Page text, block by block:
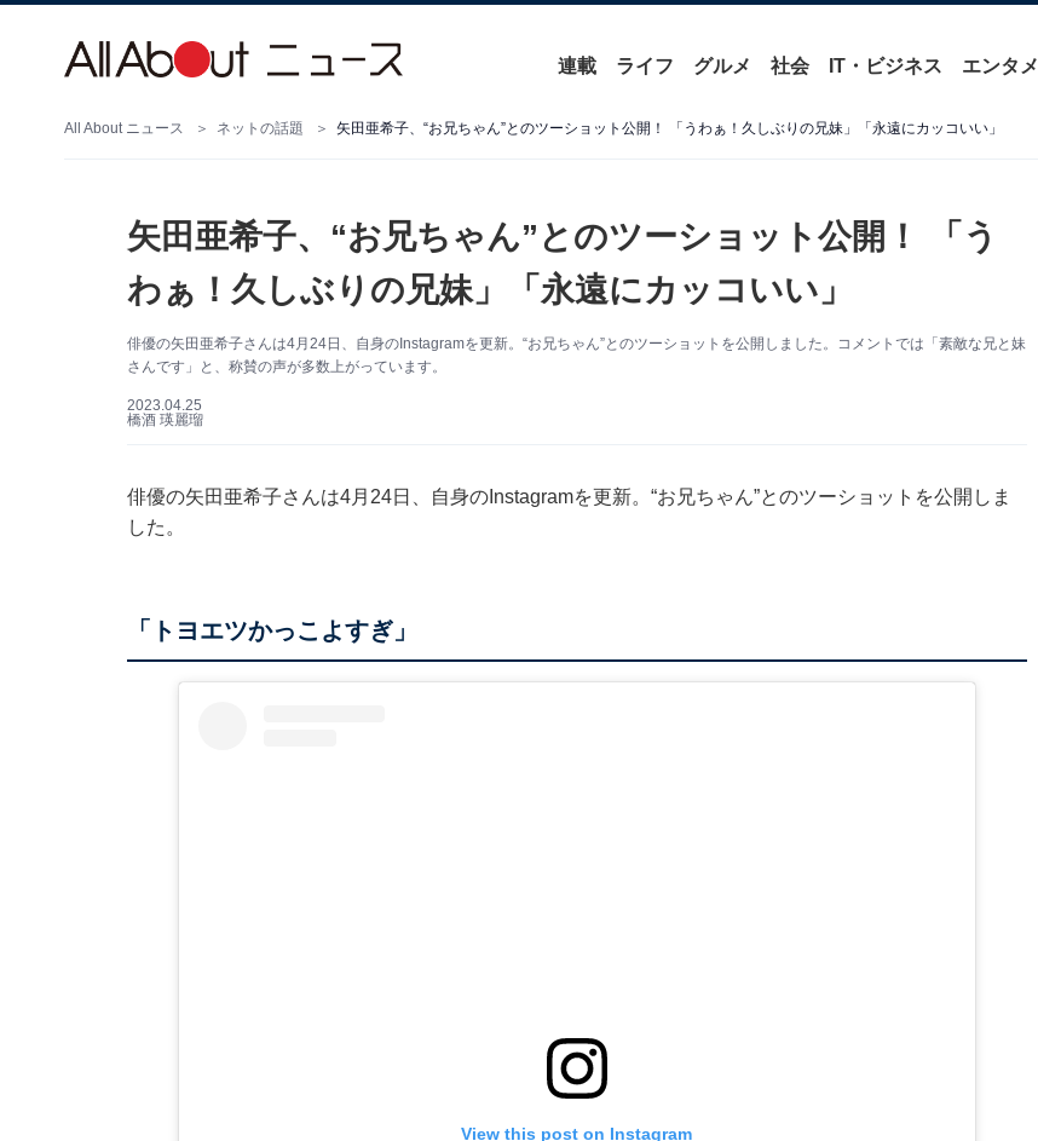
連載 ライフ グルメ 社会 IT・ビジネス エンタメ
All About ニュース ネットの話題 矢田亜希子、“お兄ちゃん”とのツーショット公開！ 「うわぁ！久しぶりの兄妹」「永遠にカッコいい」
矢田亜希子、“お兄ちゃん”とのツーショット公開！ 「う
わぁ！久しぶりの兄妹」「永遠にカッコいい」
俳優の矢田亜希子さんは4月24日、自身のInstagramを更新。“お兄ちゃん”とのツーショットを公開しました。コメントでは「素敵な兄と妹
さんです」と、称賛の声が多数上がっています。
2023.04.25
橋酒 瑛麗瑠
俳優の矢田亜希子さんは4月24日、自身のInstagramを更新。“お兄ちゃん”とのツーショットを公開しま
した。
「トヨエツかっこよすぎ」
View this post on Instagram